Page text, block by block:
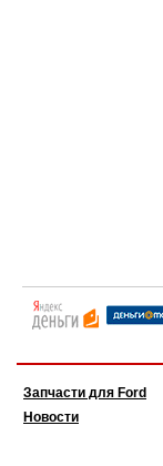
Запчасти для Ford
Новости